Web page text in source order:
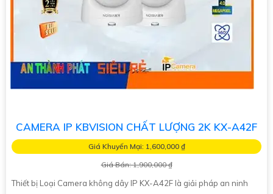
CAMERA IP KBVISION CHẤT LƯỢNG 2K KX-A42F
Giá Khuyến Mại: 1,600,000 ₫
Giá Bán: 1,900,000 ₫
Thiết bị Loại Camera không dây IP KX-A42F là giải pháp an ninh